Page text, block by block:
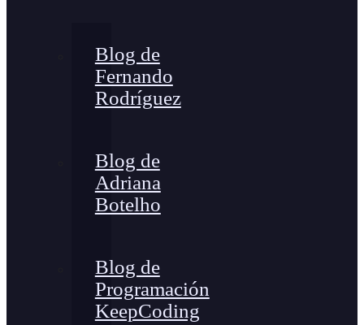
Blog de
Fernando
Rodríguez
Blog de
Adriana
Botelho
Blog de
Programación
KeepCoding